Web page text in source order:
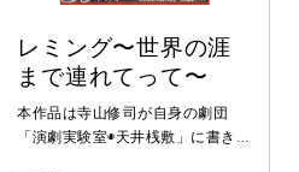
レミング〜世界の涯
まで連れてって〜
本作品は寺山修司が自身の劇団
「演劇実験室◉天井桟敷」に書き下